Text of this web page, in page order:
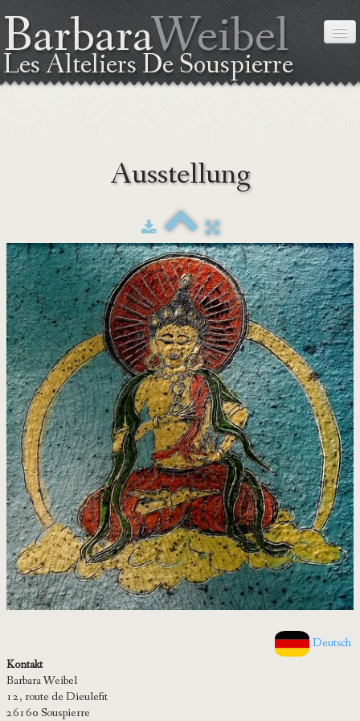
BarbaraWeibel
Les Alteliers De Souspierre
AUSSTELLUNG
KURSE
LAGEPLAN
Ausstellung
Deutsch
Kontakt
Barbara Weibel
12, route de Dieulefit
26160 Souspierre